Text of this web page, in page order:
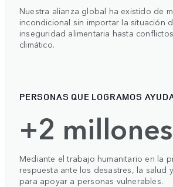
Nuestra alianza global ha existido de
incondicional sin importar la situación
inseguridad alimentaria hasta
climático.
PERSONAS QUE LOGRAMOS
+2 millones
Mediante el trabajo humanitario en la
respuesta ante los desastres, la salud
para apoyar a personas vulnerables.